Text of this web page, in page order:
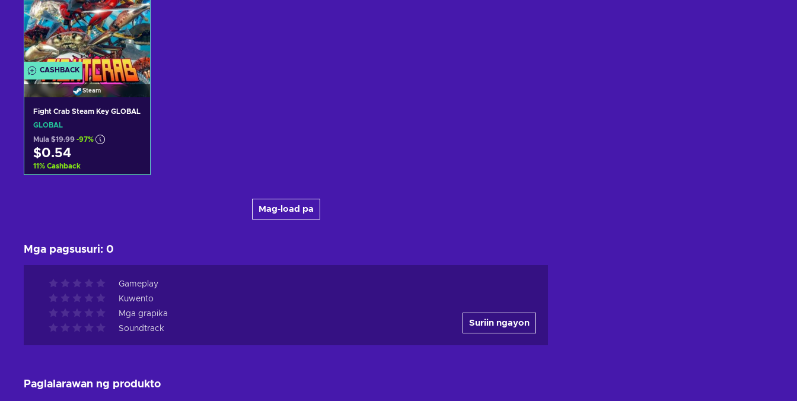
CASHBACK
Steam
Fight Crab Steam Key GLOBAL
GLOBAL
Mula $19.99 -97%
$0.54
11% Cashback
Mag-load pa
Mga pagsusuri: 0
Gameplay
Kuwento
Mga grapika
Soundtrack
Suriin ngayon
Paglalarawan ng produkto